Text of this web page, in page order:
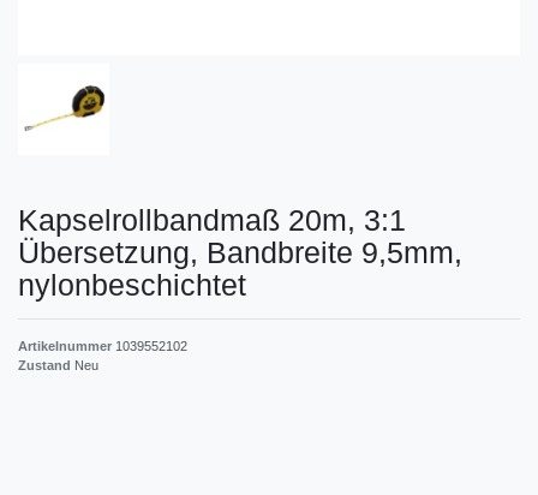
Kapselrollbandmaß 20m, 3:1
Übersetzung, Bandbreite 9,5mm,
nylonbeschichtet
Artikelnummer 1039552102
Zustand Neu